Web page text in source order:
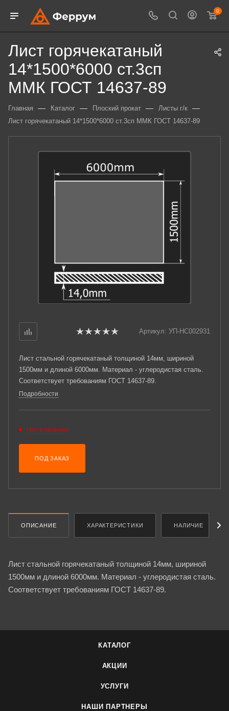
0
Лист горячекатаный
14*1500*6000 ст.3сп
ММК ГОСТ 14637-89
Главная — Каталог — Плоский прокат — Листы г/к —
Лист горячекатаный 14*1500*6000 ст.3сп ММК ГОСТ 14637-89
Артикул: УП-НС002931
Лист стальной горячекатаный толщиной 14мм, шириной
1500мм и длиной 6000мм. Материал - углеродистая сталь.
Соответствует требованиям ГОСТ 14637-89.
Подробности
Нет в наличии
ПОД ЗАКАЗ
ОПИСАНИЕ ХАРАКТЕРИСТИКИ НАЛИЧИЕ
Лист стальной горячекатаный толщиной 14мм, шириной
1500мм и длиной 6000мм. Материал - углеродистая сталь.
Соответствует требованиям ГОСТ 14637-89.
КАТАЛОГ
АКЦИИ
УСЛУГИ
НАШИ ПАРТНЕРЫ